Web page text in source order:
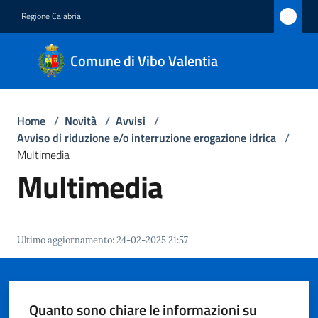
Regione Calabria
Comune di Vibo Valentia
Comune
di Vibo
Valentia
Amministrazione
Novità
Vibo
Valentia
Home / Novità / Avvisi /
Avviso di riduzione e/o interruzione erogazione idrica /
Multimedia
Multimedia
Ultimo aggiornamento:24-02-2025 21:57
Quanto sono chiare le informazioni su